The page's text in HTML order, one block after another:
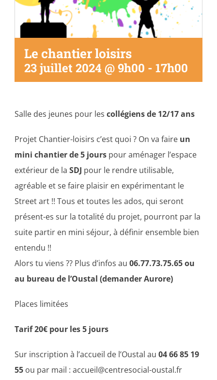
Le chantier loisirs
23 juillet 2024 @ 9h00 - 17h00
Salle des jeunes pour les collégiens de 12/17 ans
Projet Chantier-loisirs c’est quoi ? On va faire un
mini chantier de 5 jours pour aménager l’espace
extérieur de la SDJ pour le rendre utilisable,
agréable et se faire plaisir en expérimentant le
Street art !! Tous et toutes les ados, qui seront
présent-es sur la totalité du projet, pourront par la
suite partir en mini séjour, à définir ensemble bien
entendu !!
Alors tu viens ?? Plus d’infos au 06.77.73.75.65 ou
au bureau de l’Oustal (demander Aurore)
Places limitées
Tarif 20€ pour les 5 jours
Sur inscription à l’accueil de l’Oustal au 04 66 85 19
55 ou par mail : accueil@centresocial-oustal.fr